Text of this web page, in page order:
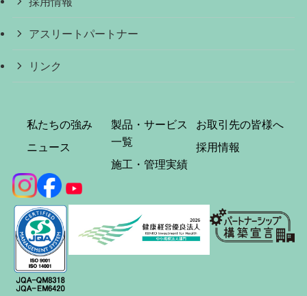
アスリートパートナー
リンク
私たちの強み
ニュース
製品・サービス
一覧
施工・管理実績
お取引先の皆様へ
採用情報